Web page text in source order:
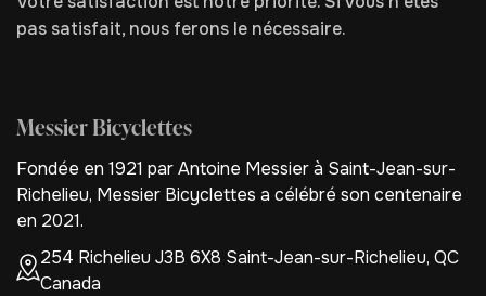
pas satisfait, nous ferons le nécessaire.
Messier Bicyclettes
Fondée en 1921 par Antoine Messier à Saint-Jean-sur-
Richelieu, Messier Bicyclettes a célébré son centenaire
en 2021.
254 Richelieu J3B 6X8 Saint-Jean-sur-Richelieu, QC
Canada